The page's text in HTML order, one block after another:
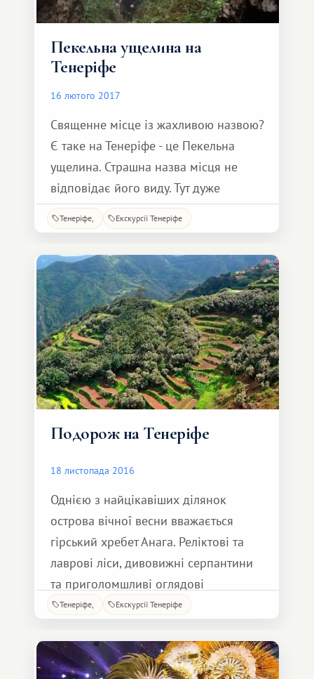
Пекельна ущелина на
Тенеріфе
16 лютого 2017
Священне місце із жахливою назвою?
Є таке на Тенеріфе - це Пекельна
ущелина. Страшна назва місця не
відповідає його виду. Тут дуже
красиво і спокійно – поєднання, яке
нікого не залишає байдужим. Буйна
рослинність, приголомшливі
природні види, різноманіття птахів і
тварин - все це розташувалося на
ділянці
Тенеріфе Екскурсії Тенеріфе
Подорож на Тенеріфе
18 листопада 2016
Однією з найцікавіших ділянок
острова вічної весни вважається
гірський хребет Анага. Реліктові та
лаврові ліси, дивовижні серпантини
та приголомшливі оглядові
майданчики. Анага славиться також
налічується десятки і кожен має свій
рівень складності. Зробивши досить
Тенеріфе Екскурсії Тенеріфе